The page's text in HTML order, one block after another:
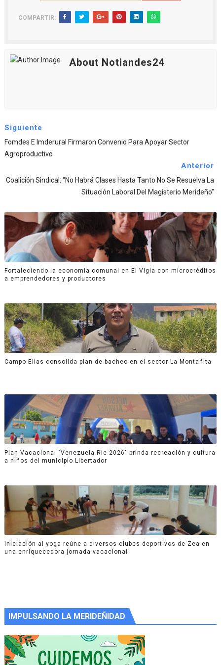
COMPARTIR:
About Notiandes24
Siguiente
Fomdes E Imderural Firmaron Convenio Para Apoyar Sector
Agroproductivo
Anterior
Coalición Sindical: “no Habrá Clases Hasta Tanto No Se Resuelva La
Situación Laboral Del Magisterio Merideño”
Fortaleciendo la economía comunal en El Vigía con microcréditos
a emprendedores y productores
Campo Elías consolida plan de bacheo en el sector La Montañita
Plan Vacacional "Venezuela Ríe 2026" brinda recreación y cultura
a niños del municipio Libertador
Iniciación al yoga reúne a diversos clubes deportivos de Zea en
una enriquecedora jornada vacacional
IMPULSANDO LA MERIDEÑIDAD